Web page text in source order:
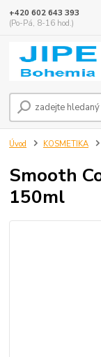
+420 602 643 393
(Po-Pá, 8-16 hod.)
Úvod KOSMETIKA
Smooth
150ml